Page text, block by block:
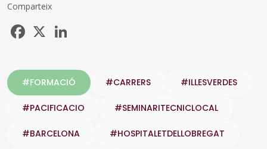
Comparteix
Facebook
#FORMACIÓ #CARRERS #ILLESVERDES
#PACIFICACIO #SEMINARITECNICLOCAL
#BARCELONA #HOSPITALETDELLOBREGAT